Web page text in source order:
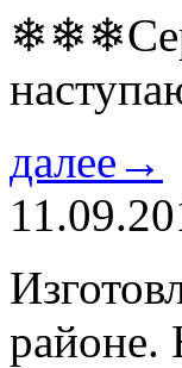
далее→
районе.